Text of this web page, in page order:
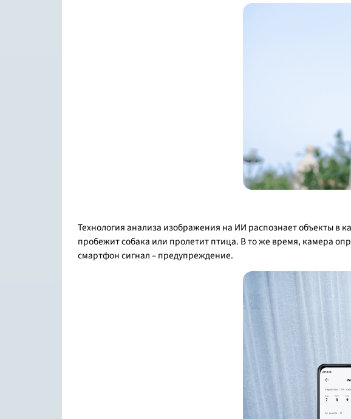
Технология анализа изображения на ИИ распознает объекты в
пробежит собака или пролетит птица. В то же время, камера
смартфон сигнал – предупреждение.